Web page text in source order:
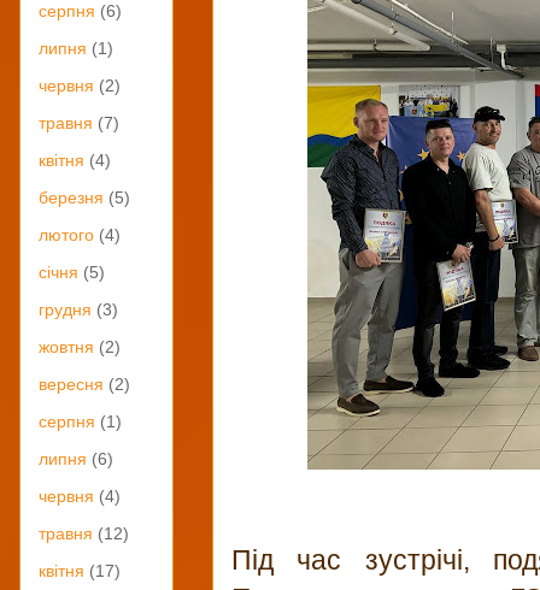
Під час зустрічі,
серпня (6)
липня (1)
червня (2)
травня (7)
квітня (4)
березня (5)
лютого (4)
січня (5)
грудня (3)
жовтня (2)
вересня (2)
серпня (1)
липня (6)
червня (4)
травня (12)
квітня (17)